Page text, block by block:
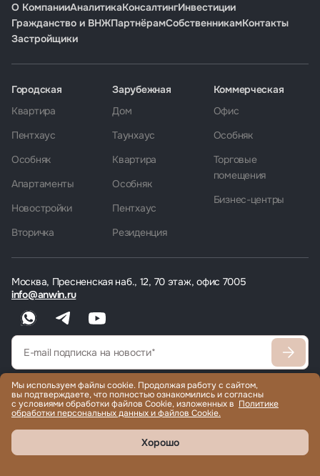
О КомпанииАналитикаКонсалтингИнвестиции
Гражданство и ВНЖПартнёрамСобственникамКонтакты
Застройщики
Москва, Пресненская наб., 12, 70 этаж, офис 7005
info@anwin.ru
Согласенс политикой обработки персональных данных
Согласен получать рекламные/информационные материалы
Городская
Квартира
Пентхаус
Особняк
Апартаменты
Новостройки
Вторичка
Зарубежная
Дом
Таунхаус
Квартира
Особняк
Пентхаус
Резиденция
Коммерческая
Офис
Особняк
Торговые
помещения
Бизнес-центры
Продажа и аренда элитной недвижимости по всему миру, помощь
Мы используем файлы cookie. Продолжая работу с сайтом,
вы подтверждаете, что полностью ознакомились и согласны
с условиями обработки файлов Cookie, изложенных в Политике
обработки персональных данных и файлов Cookie.
Хорошо